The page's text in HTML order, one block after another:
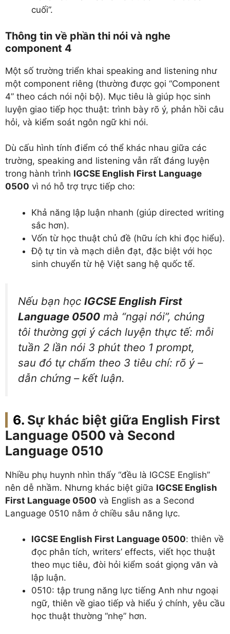
cuối”.
Thông tin về phần thi nói và nghe
component 4
Một số trường triển khai speaking and listening như
một component riêng (thường được gọi “Component
4” theo cách nói nội bộ). Mục tiêu là giúp học sinh
luyện giao tiếp học thuật: trình bày rõ ý, phản hồi câu
hỏi, và kiểm soát ngôn ngữ khi nói.
Dù cấu hình tính điểm có thể khác nhau giữa các
trường, speaking and listening vẫn rất đáng luyện
trong hành trình IGCSE English First Language
0500 vì nó hỗ trợ trực tiếp cho:
Khả năng lập luận nhanh (giúp directed writing
sắc hơn).
Vốn từ học thuật chủ đề (hữu ích khi đọc hiểu).
Độ tự tin và mạch diễn đạt, đặc biệt với học
sinh chuyển từ hệ Việt sang hệ quốc tế.
Nếu bạn học IGCSE English First
Language 0500 mà “ngại nói”, chúng
tôi thường gợi ý cách luyện thực tế: mỗi
tuần 2 lần nói 3 phút theo 1 prompt,
sau đó tự chấm theo 3 tiêu chí: rõ ý –
dẫn chứng – kết luận.
Sự khác biệt giữa English First
Language 0500 và Second
Language 0510
Nhiều phụ huynh nhìn thấy “đều là IGCSE English”
nên dễ nhầm. Nhưng khác biệt giữa IGCSE English
First Language 0500 và English as a Second
Language 0510 nằm ở chiều sâu năng lực.
IGCSE English First Language 0500: thiên về
đọc phân tích, writers’ effects, viết học thuật
theo mục tiêu, đòi hỏi kiểm soát giọng văn và
lập luận.
0510: tập trung năng lực tiếng Anh như ngoại
ngữ, thiên về giao tiếp và hiểu ý chính, yêu cầu
học thuật thường “nhẹ” hơn.